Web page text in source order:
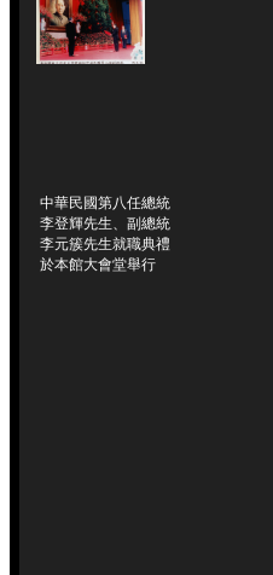
中華民國第八任總統
李登輝先生、副總統
李元簇先生就職典禮
於本館大會堂舉行